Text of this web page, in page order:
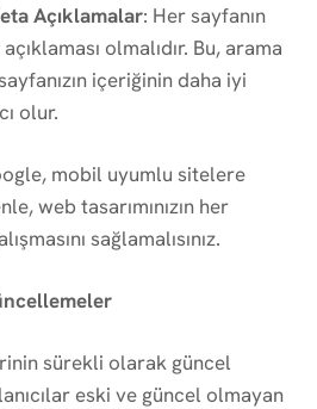
Açıklamalar: Her sayfanın
olmalıdır. Bu, arama
içeriğinin daha iyi
olur.
mobil uyumlu sitelere
web tasarımınızın her
sağlamalısınız.
sürekli olarak güncel
eski ve güncel olmayan